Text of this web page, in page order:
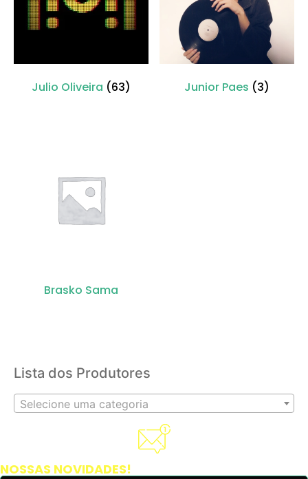
Julio Oliveira (63) Junior Paes (3)
Brasko Sama
Lista dos Produtores
Selecione uma categoria
NOSSAS NOVIDADES!